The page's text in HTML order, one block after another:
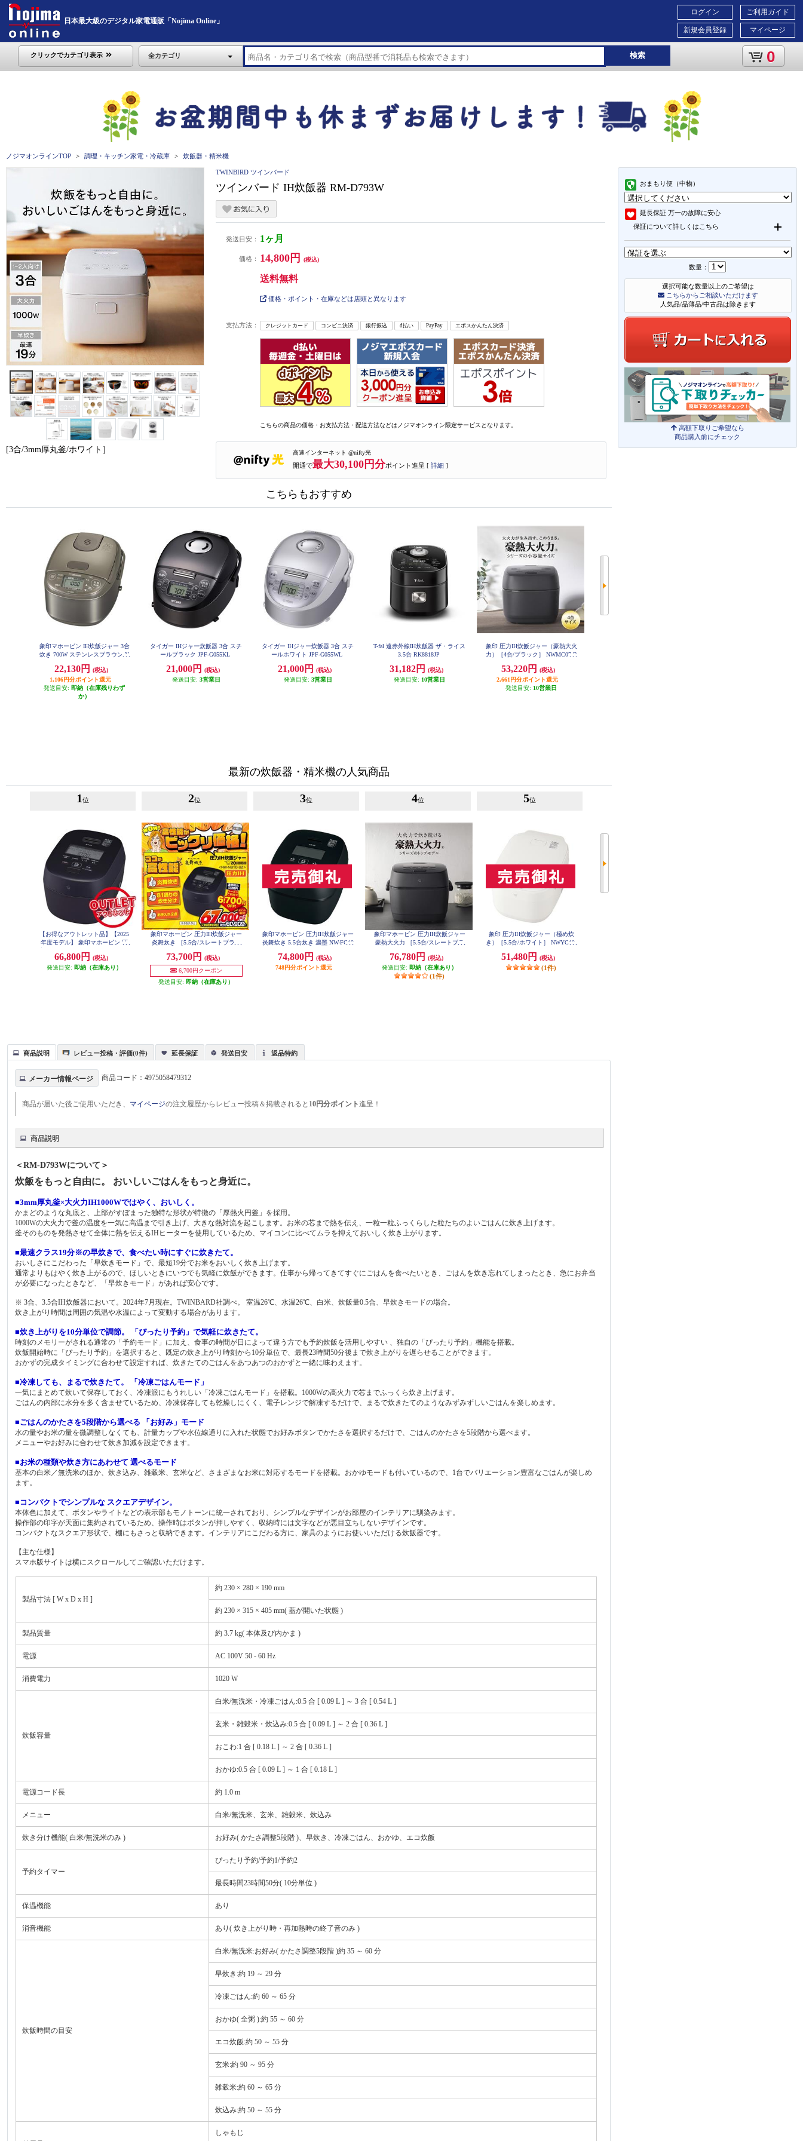
日本最大級のデジタル家電通販「Nojima Online」
ご利用ガイド
マイページ
ログイン
新規会員登録
クリックでカテゴリ表示 全カテゴリ 検索 0
ノジマオンラインTOP 調理・キッチン家電・冷蔵庫 炊飯器・精米機
おまもり便（中物）
延長保証 万一の故障に安心
保証について詳しくはこちら
数量：
選択可能な数量以上のご希望は
こちらからご相談いただけます
人気品/品薄品/中古品は除きます
高額下取りご希望なら
商品購入前にチェック
[3合/3mm厚丸釜/ホワイト］
TWINBIRD ツインバード
ツインバード IH炊飯器 RM-D793W
発送目安： 1ヶ月
価格： 14,800円 (税込)
送料無料
価格・ポイント・在庫などは店頭と異なります
支払方法： クレジットカード コンビニ決済 銀行振込 d払い PayPay エポスかんたん決済
こちらの商品の価格・お支払方法・配送方法などはノジマオンライン限定サービスとなります。
高速インターネット @nifty光
開通で最大30,100円分ポイント進呈 [ 詳細 ]
こちらもおすすめ
象印マホービン IH炊飯ジャー 3合
炊き 700W ステンレスブラウン N
22,130円
(税込)
1,106円分ポイント還元
発送目安: 即納（在庫残りわず
か）
タイガー IHジャー炊飯器 3合 スチ
ールブラック JPF-G055KL
21,000円
(税込)
発送目安: 3営業日
タイガー IHジャー炊飯器 3合 スチ
ールホワイト JPF-G055WL
21,000円
(税込)
発送目安: 3営業日
T-fal 遠赤外線IH炊飯器 ザ・ライス
3.5合 RK8818JP
31,182円
(税込)
発送目安: 10営業日
象印 圧力IH炊飯ジャー（豪熱大火
力）［4合/ブラック］ NWMC07-B
53,220円
(税込)
2,661円分ポイント還元
発送目安: 10営業日
最新の炊飯器・精米機の人気商品
1 位
【お得なアウトレット品】【2025
年度モデル】 象印マホービン 圧
スレートブラック］ NW-NB10-BZ
66,800円
(税込)
発送目安: 即納（在庫あり）
2位
象印マホービン 圧力IH炊飯ジャー
炎舞炊き ［5.5合/スレートブラッ
73,700円
(税込)
6,700円クーポン
発送目安: 即納（在庫あり）
3位
象印マホービン 圧力IH炊飯ジャー
炎舞炊き 5.5合炊き 濃墨 NW-FC10
74,800円
(税込)
748円分ポイント還元
4位
象印マホービン 圧力IH炊飯ジャー
豪熱大火力 ［5.5合/スレートブラ
76,780円
(税込)
発送目安: 即納（在庫あり）
(1件)
5位
象印 圧力IH炊飯ジャー（極め炊
き）［5.5合/ホワイト］ NWYC10-
51,480円 (税込)
(1件)
商品説明 レビュー投稿・評価(0件) 延長保証 発送目安 返品特約
メーカー情報ページ 商品コード：4975058479312
商品が届いた後ご使用いただき、 マイページの注文履歴からレビュー投稿＆掲載されると 10円分ポイント進呈！
商品説明
＜RM-D793Wについて＞
炊飯をもっと自由に。 おいしいごはんをもっと身近に。
■3mm厚丸釜×大火力IH1000Wではやく、おいしく。
かまどのような丸底と、上部がすぼまった独特な形状が特徴の「厚熱火円釜」を採用。
1000Wの大火力で釜の温度を一気に高温まで引き上げ、大きな熱対流を起こします。お米の芯まで熱を伝え、一粒一粒ふっくらした粒たちのよいごはんに炊き上げます。
釜そのものを発熱させて全体に熱を伝えるIHヒーターを使用しているため、マイコンに比べてムラを抑えておいしく炊き上がります。
■最速クラス19分※の早炊きで、食べたい時にすぐに炊きたて。
おいしさにこだわった「早炊きモード」で、最短19分でお米をおいしく炊き上げます。
通常よりもはやく炊き上がるので、ほしいときにいつでも気軽に炊飯ができます。仕事から帰ってきてすぐにごはんを食べたいとき、ごはんを炊き忘れてしまったとき、急にお弁当
が必要になったときなど、「早炊きモード」があれば安心です。
※ 3合、3.5合IH炊飯器において。2024年7月現在。TWINBARD社調べ。 室温26℃、水温26℃、白米、炊飯量0.5合、早炊きモードの場合。
炊き上がり時間は周囲の気温や水温によって変動する場合があります。
■炊き上がりを10分単位で調節。 「ぴったり予約」で気軽に炊きたて。
時刻のメモリーがされる通常の「予約モード」に加え、食事の時間が日によって違う方でも予約炊飯を活用しやすい 、独自の「ぴったり予約」機能を搭載。
炊飯開始時に「ぴったり予約」を選択すると、既定の炊き上がり時刻から10分単位で、最長23時間50分後まで炊き上がりを遅らせることができます。
おかずの完成タイミングに合わせて設定すれば、炊きたてのごはんをあつあつのおかずと一緒に味わえます。
■冷凍しても、まるで炊きたて。 「冷凍ごはんモード」
一気にまとめて炊いて保存しておく、冷凍派にもうれしい「冷凍ごはんモード」を搭載。1000Wの高火力で芯までふっくら炊き上げます。
ごはんの内部に水分を多く含ませているため、冷凍保存しても乾燥しにくく、電子レンジで解凍するだけで、まるで炊きたてのようなみずみずしいごはんを楽しめます。
■ごはんのかたさを5段階から選べる 「お好み」モード
水の量やお米の量を微調整しなくても、計量カップや水位線通りに入れた状態でお好みボタンでかたさを選択するだけで、ごはんのかたさを5段階から選べます。
メニューやお好みに合わせて炊き加減を設定できます。
■お米の種類や炊き方にあわせて 選べるモード
基本の白米／無洗米のほか、炊き込み、雑穀米、玄米など、さまざまなお米に対応するモードを搭載。おかゆモードも付いているので、1台でバリエーション豊富なごはんが楽しめ
ます。
■コンパクトでシンプルな スクエアデザイン。
本体色に加えて、ボタンやライトなどの表示部もモノトーンに統一されており、シンプルなデザインがお部屋のインテリアに馴染みます。
操作部の印字が天面に集約されているため、操作時はボタンが押しやすく、収納時には文字などが悪目立ちしないデザインです。
コンパクトなスクエア形状で、棚にもさっと収納できます。インテリアにこだわる方に、家具のようにお使いいただける炊飯器です。
【主な仕様】
スマホ版サイトは横にスクロールしてご確認いただけます。
製品寸法 [ W x D x H ]
約 230 × 280 × 190 mm
約 230 × 315 × 405 mm( 蓋が開いた状態 )
製品質量 約 3.7 kg( 本体及び内かま )
電源 AC 100V 50 - 60 Hz
消費電力 1020 W
炊飯容量
白米/無洗米・冷凍ごはん:0.5 合 [ 0.09 L ] ～ 3 合 [ 0.54 L ]
玄米・雑穀米・炊込み:0.5 合 [ 0.09 L ] ～ 2 合 [ 0.36 L ]
おこわ:1 合 [ 0.18 L ] ～ 2 合 [ 0.36 L ]
おかゆ:0.5 合 [ 0.09 L ] ～ 1 合 [ 0.18 L ]
電源コード長 約 1.0 m
メニュー 白米/無洗米、玄米、雑穀米、炊込み
炊き分け機能( 白米/無洗米のみ ) お好み( かたさ調整5段階 )、早炊き、冷凍ごはん、おかゆ、エコ炊飯
予約タイマー
ぴったり予約/予約1/予約2
最長時間23時間50分( 10分単位 )
保温機能 あり
消音機能 あり( 炊き上がり時・再加熱時の終了音のみ )
炊飯時間の目安
白米/無洗米:お好み( かたさ調整5段階 )約 35 ～ 60 分
早炊き:約 19 ～ 29 分
冷凍ごはん:約 60 ～ 65 分
おかゆ( 全粥 ):約 55 ～ 60 分
エコ炊飯:約 50 ～ 55 分
玄米:約 90 ～ 95 分
雑穀米:約 60 ～ 65 分
炊込み:約 50 ～ 55 分
しゃもじ